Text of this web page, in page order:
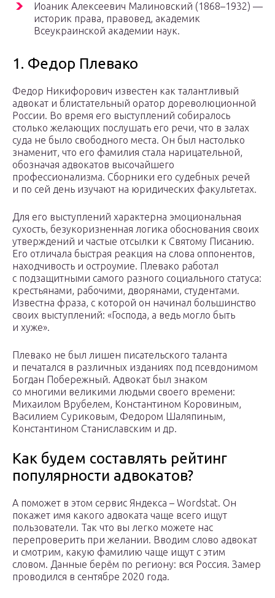
Иоаник Алексеевич Малиновский (1868–1932) —
историк права, правовед, академик
Всеукраинской академии наук.
1. Федор Плевако
Федор Никифорович известен как талантливый
адвокат и блистательный оратор дореволюционной
России. Во время его выступлений собиралось
столько желающих послушать его речи, что в залах
суда не было свободного места. Он был настолько
знаменит, что его фамилия стала нарицательной,
обозначая адвокатов высочайшего
профессионализма. Сборники его судебных речей
и по сей день изучают на юридических факультетах.
Для его выступлений характерна эмоциональная
сухость, безукоризненная логика обоснования своих
утверждений и частые отсылки к Святому Писанию.
Его отличала быстрая реакция на слова оппонентов,
находчивость и остроумие. Плевако работал
с подзащитными самого разного социального статуса:
крестьянами, рабочими, дворянами, студентами.
Известна фраза, с которой он начинал большинство
своих выступлений: «Господа, а ведь могло быть
и хуже».
Плевако не был лишен писательского таланта
и печатался в различных изданиях под псевдонимом
Богдан Побережный. Адвокат был знаком
со многими великими людьми своего времени:
Михаилом Врубелем, Константином Коровиным,
Василием Суриковым, Федором Шаляпиным,
Константином Станиславским и др.
Как будем составлять рейтинг
популярности адвокатов?
А поможет в этом сервис Яндекса – Wordstat. Он
покажет имя какого адвоката чаще всего ищут
пользователи. Так что вы легко можете нас
перепроверить при желании. Вводим слово адвокат
и смотрим, какую фамилию чаще ищут с этим
словом. Данные берём по региону: вся Россия. Замер
проводился в сентябре 2020 года.